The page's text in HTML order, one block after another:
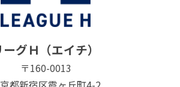
ーグＨ（エイチ）
〒160-0013